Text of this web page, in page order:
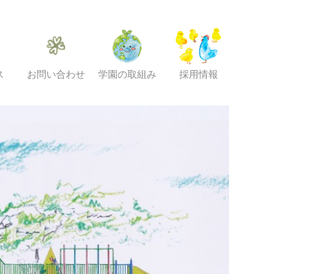
お問い合わせ 学園の取組み 採用情報